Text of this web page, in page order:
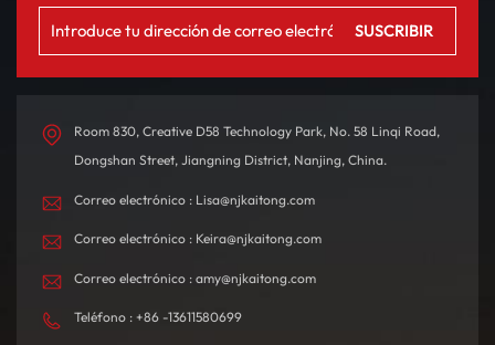
Room 830, Creative D58 Technology Park, No. 58 Linqi Road,
Dongshan Street, Jiangning District, Nanjing, China.
Correo electrónico : Lisa@njkaitong.com
Correo electrónico : Keira@njkaitong.com
Correo electrónico : amy@njkaitong.com
Teléfono : +86 -13611580699